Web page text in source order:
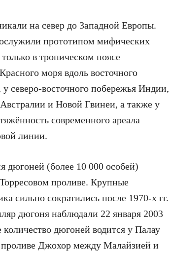
на север до Западной Европы.
прототипом мифических
в тропическом поясе
моря вдоль восточного
северо-восточного побережья Индии,
и Новой Гвинеи, а также у
современного ареала
линии.
дюгоней (более 10 000 особей)
проливе. Крупные
сильно сократились после 1970-х гг.
дюгоня наблюдали 22 января 2003
дюгоней водится у Палау
Джохор между Малайзией и